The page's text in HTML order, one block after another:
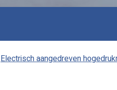
Electrisch aangedreven